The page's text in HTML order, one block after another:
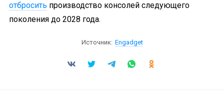
отбросить производство консолей следующего
поколения до 2028 года.
Источник: Engadget